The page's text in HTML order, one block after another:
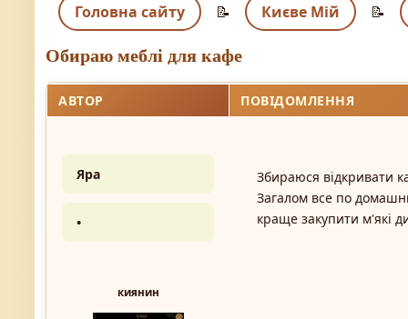
Головна сайту 📝 Києве Мій 📝
Обираю меблі для кафе
АВТОР ПОВІДОМЛЕННЯ
Яра
•
киянин
Збираюся відкривати
Загалом все по
краще закупити м'які